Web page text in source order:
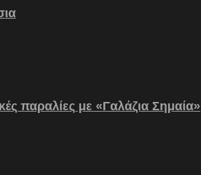
παραλίες με «Γαλάζια Σημαία»